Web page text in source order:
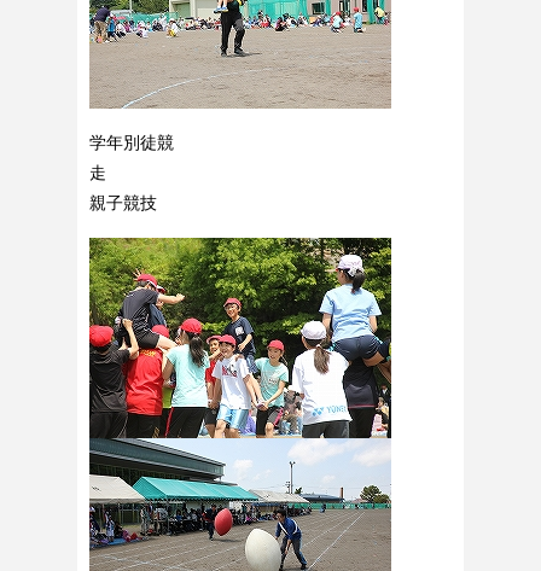
学年別徒競
走
親子競技